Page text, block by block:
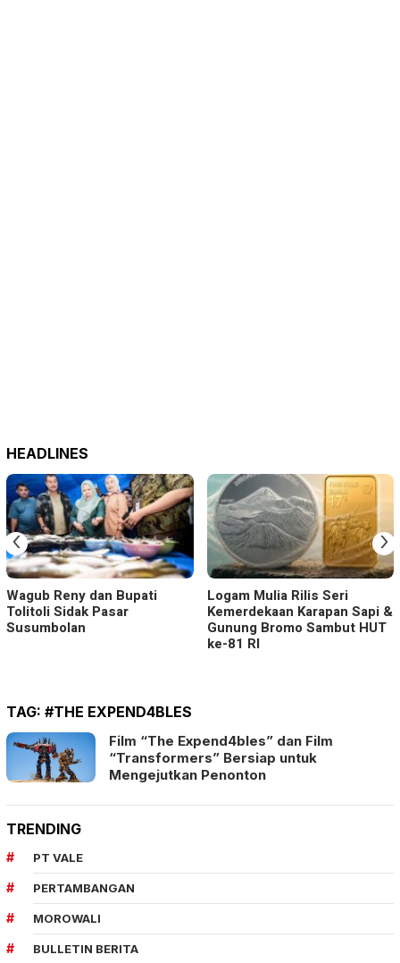
HEADLINES
Wagub Reny dan Bupati
Tolitoli Sidak Pasar
Susumbolan
Logam Mulia Rilis Seri
Kemerdekaan Karapan Sapi &
Gunung Bromo Sambut HUT
ke-81 RI
‹ ›
TAG: #THE EXPEND4BLES
Film “The Expend4bles” dan Film
“Transformers” Bersiap untuk
Mengejutkan Penonton
TRENDING
PT VALE
PERTAMBANGAN
MOROWALI
BULLETIN BERITA